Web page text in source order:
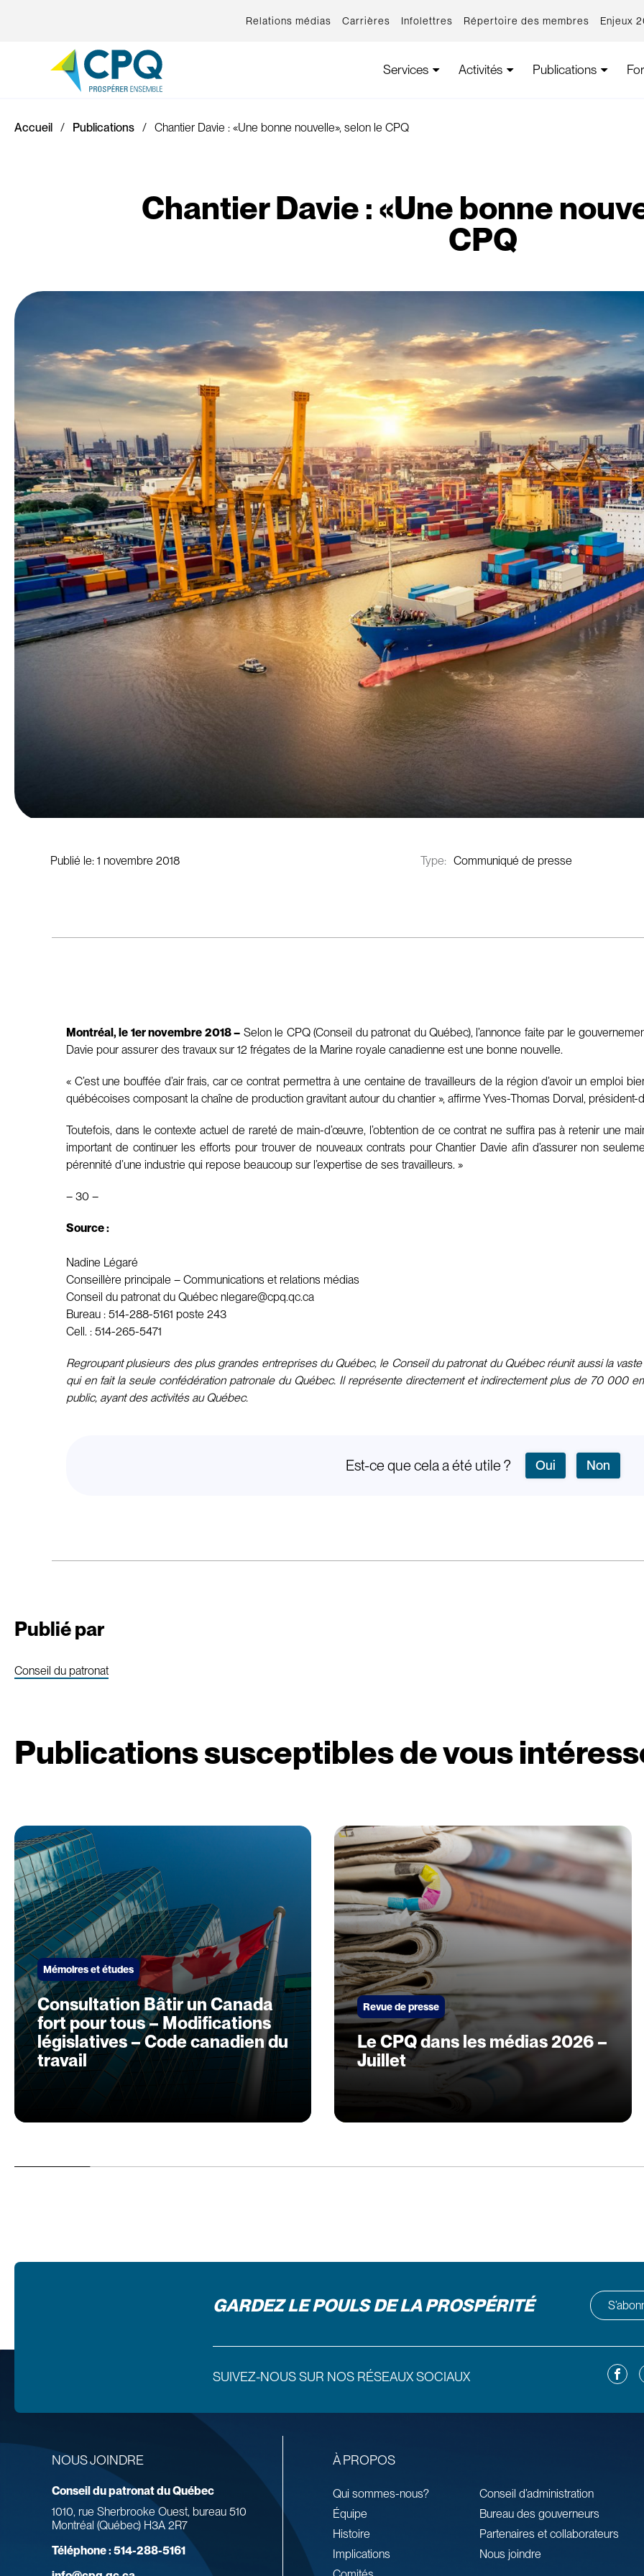
Relations médias Carrières Infolettres Répertoire des membres Enjeux
Services Activités Publications
Accueil Publications Chantier Davie : «Une bonne nouvelle», selon le CPQ
Chantier Davie : «Une bonne
CPQ
Publié le: 1 novembre 2018 Type: Communiqué de presse
Montréal, le 1er novembre 2018 – Selon le CPQ (Conseil du patronat du Québec), l’annonce faite par le
Davie pour assurer des travaux sur 12 frégates de la Marine royale canadienne est une bonne nouvelle.
« C’est une bouffée d’air frais, car ce contrat permettra à une centaine de travailleurs de la région d’avoir un emploi
québécoises composant la chaîne de production gravitant autour du chantier », affirme Yves-Thomas Dorval, président-
Toutefois, dans le contexte actuel de rareté de main-d’œuvre, l’obtention de ce contrat ne suffira pas à retenir une
important de continuer les efforts pour trouver de nouveaux contrats pour Chantier Davie afin d’assurer non
pérennité d’une industrie qui repose beaucoup sur l’expertise de ses travailleurs. »
– 30 –
Source :
Nadine Légaré
Conseillère principale – Communications et relations médias
Conseil du patronat du Québec nlegare@cpq.qc.ca
Bureau : 514-288-5161 poste 243
Cell. : 514-265-5471
Regroupant plusieurs des plus grandes entreprises du Québec, le Conseil du patronat du Québec réunit aussi la
qui en fait la seule confédération patronale du Québec. Il représente directement et indirectement plus de 70 000
public, ayant des activités au Québec.
Est-ce que cela a été utile ? Oui Non
Publié par
Conseil du patronat
Publications susceptibles de vous
Mémoires et études
Consultation Bâtir un Canada
fort pour tous – Modifications
législatives – Code canadien du
travail
Revue de presse
Le CPQ dans les médias 2026 –
Juillet
GARDEZ LE POULS DE LA PROSPÉRITÉ
SUIVEZ-NOUS SUR NOS RÉSEAUX SOCIAUX
NOUS JOINDRE
Conseil du patronat du Québec
1010, rue Sherbrooke Ouest, bureau 510
Montréal (Québec) H3A 2R7
Téléphone :514-288-5161
À PROPOS
Qui sommes-nous?
Équipe
Histoire
Implications
Conseil d’administration
Bureau des gouverneurs
Partenaires et collaborateurs
Nous joindre